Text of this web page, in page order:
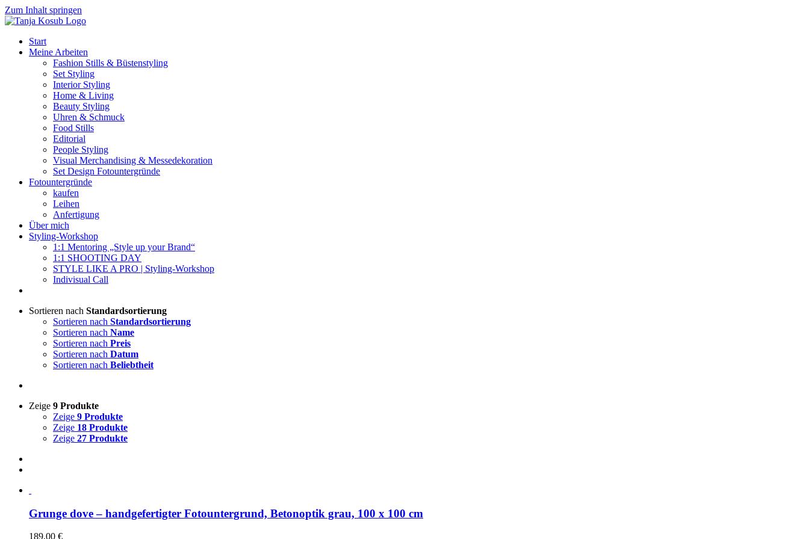
Zum Inhalt springen
Start
Meine Arbeiten
Fashion Stills & Büstenstyling
Set Styling
Interior Styling
Home & Living
Beauty Styling
Uhren & Schmuck
Food Stills
Editorial
People Styling
Visual Merchandising & Messedekoration
Set Design Fotountergründe
Fotountergründe
kaufen
Leihen
Anfertigung
Über mich
Styling-Workshop
1:1 Mentoring „Style up your Brand“
1:1 SHOOTING DAY
STYLE LIKE A PRO | Styling-Workshop
Indivisual Call
Sortieren nach Standardsortierung
Sortieren nach Standardsortierung
Sortieren nach Name
Sortieren nach Preis
Sortieren nach Datum
Sortieren nach Beliebtheit
Zeige 9 Produkte
Zeige 9 Produkte
Zeige 18 Produkte
Zeige 27 Produkte
Grunge dove – handgefertigter Fotountergrund, Betonoptik grau, 100 x 100 cm
189,00 €